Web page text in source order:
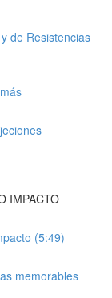
de Resistencias
IMPACTO
(5:49)
memorables